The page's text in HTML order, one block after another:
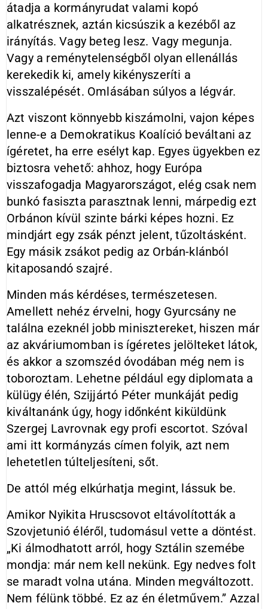
átadja a kormányrudat valami kopó
alkatrésznek, aztán kicsúszik a kezéből az
irányítás. Vagy beteg lesz. Vagy megunja.
Vagy a reménytelenségből olyan ellenállás
kerekedik ki, amely kikényszeríti a
visszalépését. Omlásában súlyos a légvár.
Azt viszont könnyebb kiszámolni, vajon képes
lenne-e a Demokratikus Koalíció beváltani az
ígéretet, ha erre esélyt kap. Egyes ügyekben ez
biztosra vehető: ahhoz, hogy Európa
visszafogadja Magyarországot, elég csak nem
bunkó fasiszta parasztnak lenni, márpedig ezt
Orbánon kívül szinte bárki képes hozni. Ez
mindjárt egy zsák pénzt jelent, tűzoltásként.
Egy másik zsákot pedig az Orbán-klánból
kitaposandó szajré.
Minden más kérdéses, természetesen.
Amellett nehéz érvelni, hogy Gyurcsány ne
találna ezeknél jobb minisztereket, hiszen már
az akváriumomban is ígéretes jelölteket látok,
és akkor a szomszéd óvodában még nem is
toboroztam. Lehetne például egy diplomata a
külügy élén, Szijjártó Péter munkáját pedig
kiváltanánk úgy, hogy időnként kiküldünk
Szergej Lavrovnak egy profi escortot. Szóval
ami itt kormányzás címen folyik, azt nem
lehetetlen túlteljesíteni, sőt.
De attól még elkúrhatja megint, lássuk be.
Amikor Nyikita Hruscsovot eltávolították a
Szovjetunió éléről, tudomásul vette a döntést.
„Ki álmodhatott arról, hogy Sztálin szemébe
mondja: már nem kell nekünk. Egy nedves folt
se maradt volna utána. Minden megváltozott.
Nem félünk többé. Ez az én életművem.” Azzal